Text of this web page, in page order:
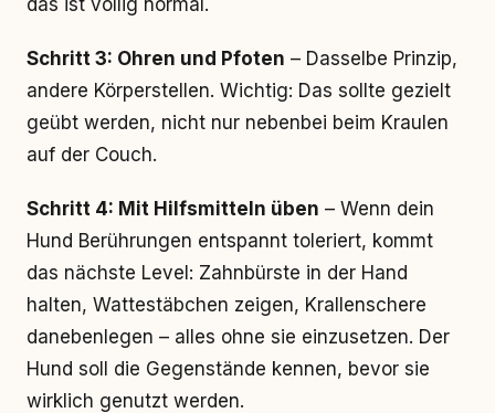
das ist völlig normal.
Schritt 3: Ohren und Pfoten – Dasselbe Prinzip,
andere Körperstellen. Wichtig: Das sollte gezielt
geübt werden, nicht nur nebenbei beim Kraulen
auf der Couch.
Schritt 4: Mit Hilfsmitteln üben – Wenn dein
Hund Berührungen entspannt toleriert, kommt
das nächste Level: Zahnbürste in der Hand
halten, Wattestäbchen zeigen, Krallenschere
danebenlegen – alles ohne sie einzusetzen. Der
Hund soll die Gegenstände kennen, bevor sie
wirklich genutzt werden.